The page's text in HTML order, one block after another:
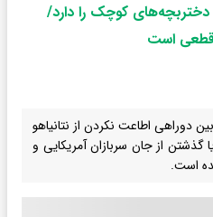
دختربچه‌های کوچک را دارد/
قطعی است
دوراهی اطاعت نکردن از نتانیاهو
گذشتن از جان سربازان آمریکایی و
است.